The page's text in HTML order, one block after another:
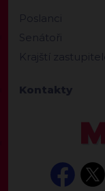
Poslanci
Senátoři
Krajští zastupitelé
Kontakty